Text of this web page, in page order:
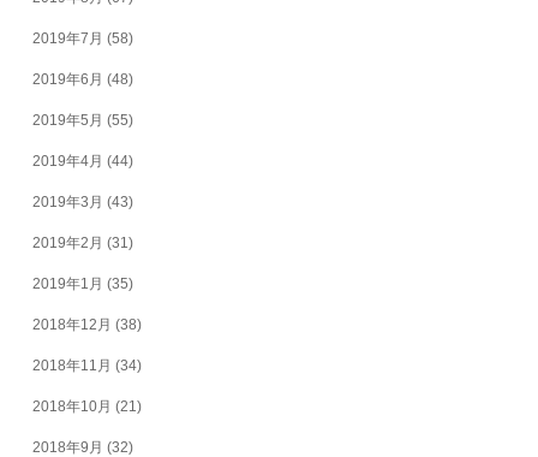
2019年7月 (58)
2019年6月 (48)
2019年5月 (55)
2019年4月 (44)
2019年3月 (43)
2019年2月 (31)
2019年1月 (35)
2018年12月 (38)
2018年11月 (34)
2018年10月 (21)
2018年9月 (32)